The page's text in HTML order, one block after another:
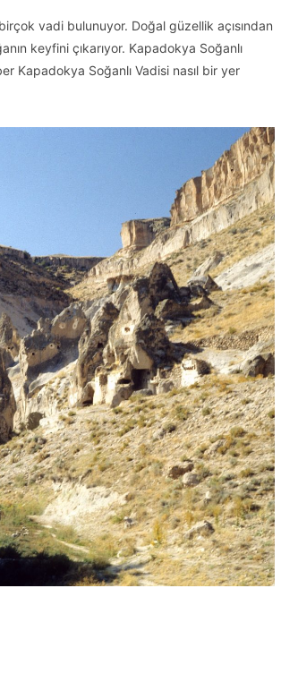
vadi bulunuyor. Doğal güzellik açısından
keyfini çıkarıyor. Kapadokya Soğanlı
Kapadokya Soğanlı Vadisi nasıl bir yer